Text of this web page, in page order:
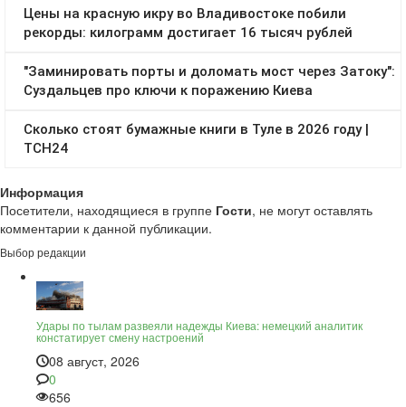
Информация
Посетители, находящиеся в группе Гости, не могут оставлять
комментарии к данной публикации.
Выбор редакции
Удары по тылам развеяли надежды Киева: немецкий аналитик
констатирует смену настроений
08 август, 2026
0
656